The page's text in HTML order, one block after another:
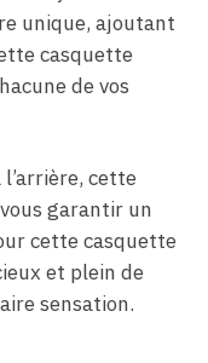
unique, ajoutant
casquette
de vos
cette
garantir un
cette casquette
et plein de
sensation.